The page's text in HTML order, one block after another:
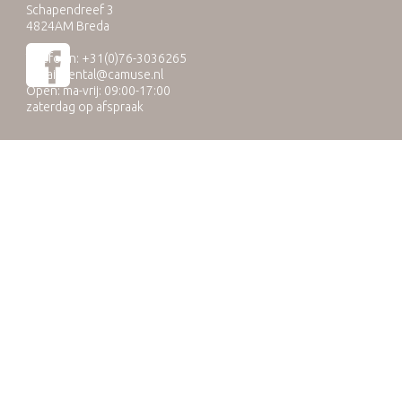
Schapendreef 3
4824AM Breda
Telefoon: +31(0)76-3036265
E-mail:
rental@camuse.nl
Open: ma-vrij: 09:00-17:00
zaterdag op afspraak